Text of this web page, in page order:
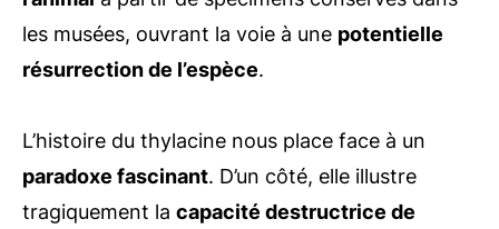
les musées, ouvrant la voie à une potentielle
résurrection de l’espèce.
L’histoire du thylacine nous place face à un
paradoxe fascinant. D’un côté, elle illustre
tragiquement la capacité destructrice de